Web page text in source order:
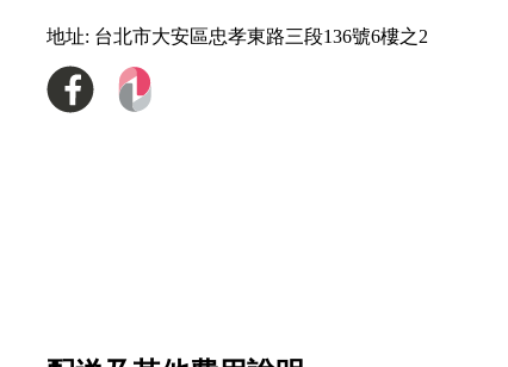
地址: 台北市大安區忠孝東路三段136號6樓之2